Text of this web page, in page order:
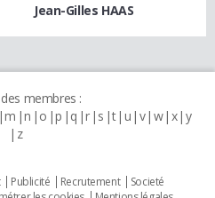
Jean-Gilles HAAS
membres :
m n o p q r s t u v w x y
z
Publicité Recrutement
Societé